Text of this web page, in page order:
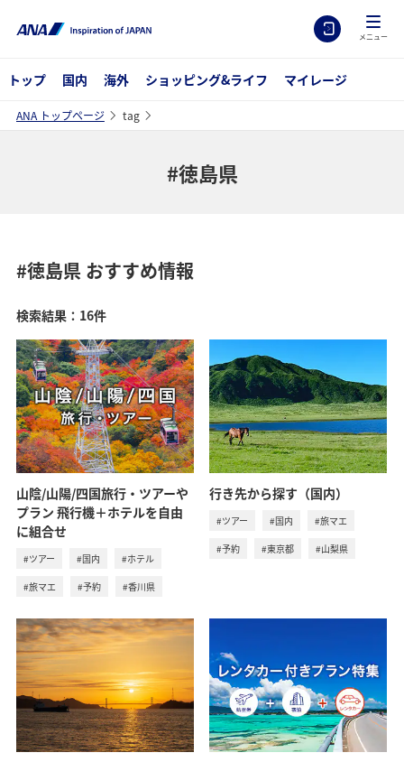
メニュー
トップ 国内 海外 ショッピング&ライフ マイレージ
ANA トップページ tag
#徳島県
#徳島県 おすすめ情報
検索結果：16件
山陰/山陽/四国旅行・ツアーや
プラン 飛行機＋ホテルを自由
に組合せ
#ツアー #国内 #ホテル
#旅マエ #予約 #香川県
行き先から探す（国内）
#ツアー #国内 #旅マエ
#予約 #東京都 #山梨県